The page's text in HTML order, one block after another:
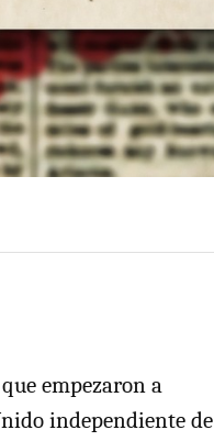
empezaron a
independiente de